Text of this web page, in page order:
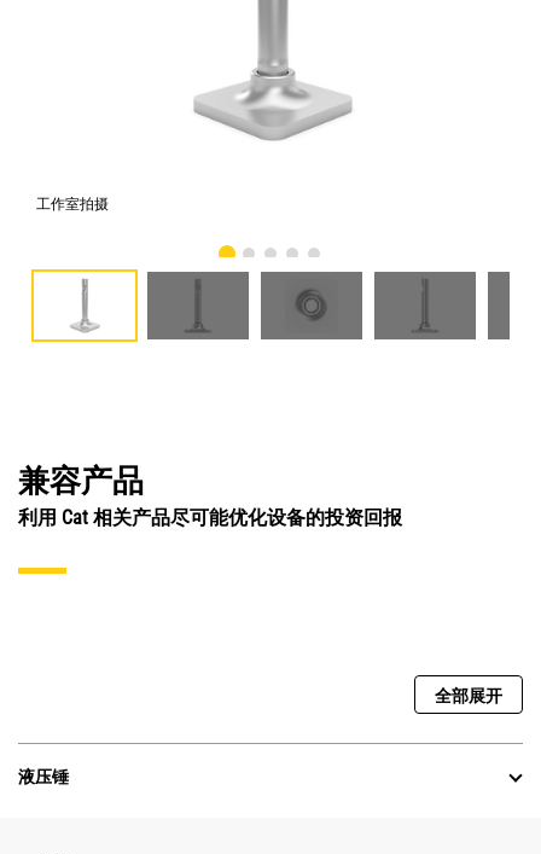
工作室拍摄
兼容产品
利用 Cat 相关产品尽可能优化设备的投资回报
全部展开
液压锤